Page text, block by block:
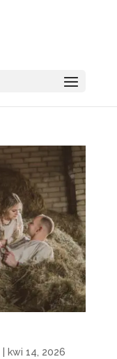
kwi 14, 2026